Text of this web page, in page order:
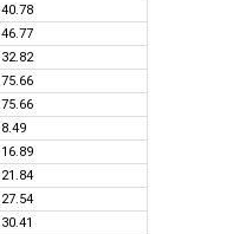
40.78
46.77
32.82
75.66
75.66
8.49
16.89
21.84
27.54
30.41